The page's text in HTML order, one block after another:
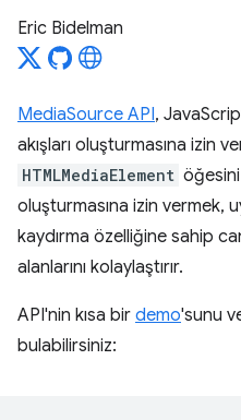
Eric Bidelman
MediaSource API,
akışları oluşturmasına izin
HTMLMediaElement
oluşturmasına izin vermek,
kaydırma özelliğine sahip
alanlarını kolaylaştırır.
API'nin kısa bir demo'sunu
bulabilirsiniz: